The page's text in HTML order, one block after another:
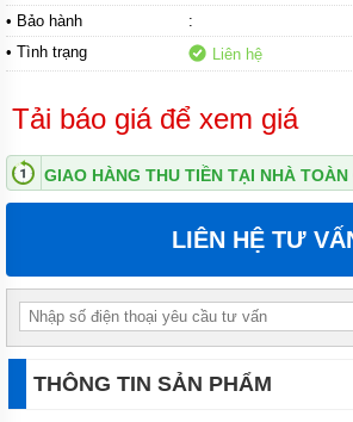
MÁY
BƠM
CHỮA
MÁY
BƠM
ĐỊNH
LƯỢNG
HÓA
BƠM
NƯỚC
CHẠY
XĂNG
MÁY
BƠM
• Bảo hành
:
• Tình trạng
Liên hệ
Tải báo giá để xem giá
GIAO HÀNG THU TIỀN TẠI NHÀ TOÀN
LIÊN HỆ TƯ
THÔNG TIN SẢN PHẨM